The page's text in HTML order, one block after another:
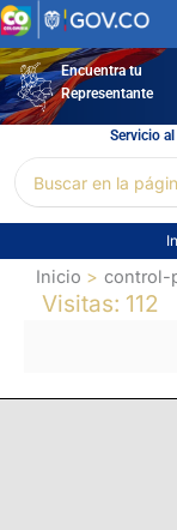
Ir
al
contenidoEncuentra tu
Representante
Servicio
por:
Inicio control-
Visitas: 112